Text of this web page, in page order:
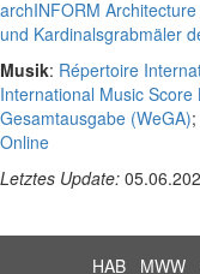
archINFORM
und Kardinalsgrabmäler
Musik: Répertoire
International Music Score
Gesamtausgabe (WeGA);
Online
Letztes Update:
HAB MWW